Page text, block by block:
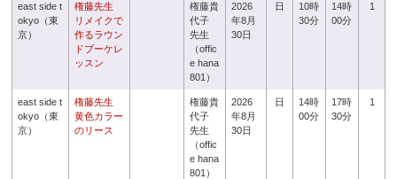
east side t
okyo（東
京）
権藤先生
リメイクで
作るラウン
ドブーケレ
ッスン
権藤貴
代子
先生
（offic
e hana
801）
2026
年8月
30日
日
10時
30分
14時
00分
1
east side t
okyo（東
京）
権藤先生
黄色カラー
のリース
権藤貴
代子
先生
（offic
e hana
801）
2026
年8月
30日
日
14時
00分
17時
30分
1